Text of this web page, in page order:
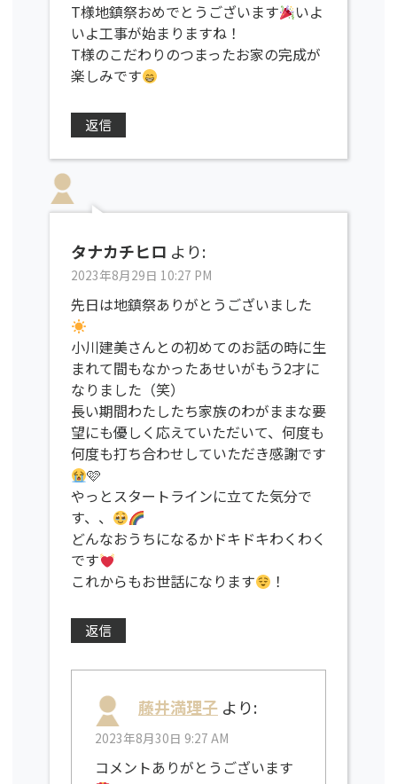
T様地鎮祭おめでとうございます
いよ
いよ工事が始まりますね！
T様のこだわりのつまったお家の完成が
楽しみです
返信
タナカチヒロ より:
2023年8月29日 10:27 PM
先日は地鎮祭ありがとうございました
小川建美さんとの初めてのお話の時に生
まれて間もなかったあせいがもう2才に
なりました（笑）
長い期間わたしたち家族のわがままな要
望にも優しく応えていただいて、何度も
何度も打ち合わせしていただき感謝です
🩷
やっとスタートラインに立てた気分で
す、、
どんなおうちになるかドキドキわくわく
です
これからもお世話になります
！
返信
藤井満理子 より:
2023年8月30日 9:27 AM
コメントありがとうございます